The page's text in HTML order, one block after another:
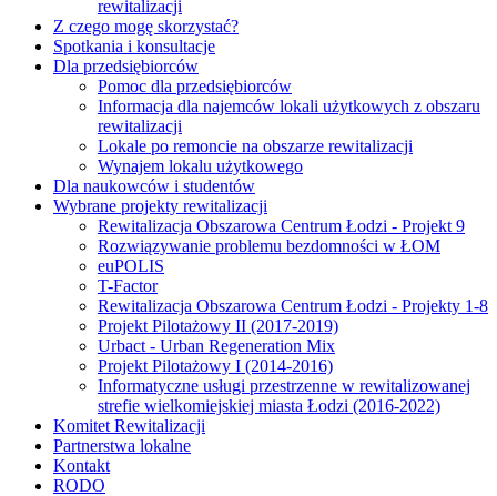
rewitalizacji
Z czego mogę skorzystać?
Spotkania i konsultacje
Dla przedsiębiorców
Pomoc dla przedsiębiorców
Informacja dla najemców lokali użytkowych z obszaru
rewitalizacji
Lokale po remoncie na obszarze rewitalizacji
Wynajem lokalu użytkowego
Dla naukowców i studentów
Wybrane projekty rewitalizacji
Rewitalizacja Obszarowa Centrum Łodzi - Projekt 9
Rozwiązywanie problemu bezdomności w ŁOM
euPOLIS
T-Factor
Rewitalizacja Obszarowa Centrum Łodzi - Projekty 1-8
Projekt Pilotażowy II (2017-2019)
Urbact - Urban Regeneration Mix
Projekt Pilotażowy I (2014-2016)
Informatyczne usługi przestrzenne w rewitalizowanej
strefie wielkomiejskiej miasta Łodzi (2016-2022)
Komitet Rewitalizacji
Partnerstwa lokalne
Kontakt
RODO